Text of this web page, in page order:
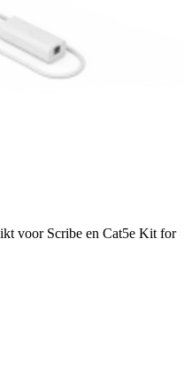
voor Scribe en Cat5e Kit for